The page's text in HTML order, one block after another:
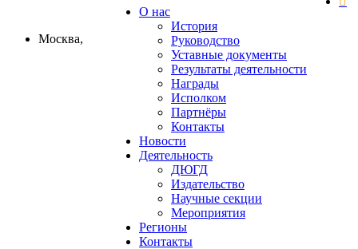
О нас
История
Руководство
Уставные документы
Результаты деятельности
Награды
Исполком
Партнёры
Контакты
Новости
Деятельность
ДЮГД
Издательство
Научные секции
Мероприятия
Регионы
Контакты
Москва,